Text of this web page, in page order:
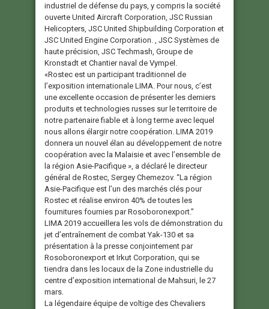
industriel de défense du pays, y compris la société
ouverte United Aircraft Corporation, JSC Russian
Helicopters, JSC United Shipbuilding Corporation et
JSC United Engine Corporation. , JSC Systèmes de
haute précision, JSC Techmash, Groupe de
Kronstadt et Chantier naval de Vympel.
«Rostec est un participant traditionnel de
l’exposition internationale LIMA. Pour nous, c’est
une excellente occasion de présenter les derniers
produits et technologies russes sur le territoire de
notre partenaire fiable et à long terme avec lequel
nous allons élargir notre coopération. LIMA 2019
donnera un nouvel élan au développement de notre
coopération avec la Malaisie et avec l’ensemble de
la région Asie-Pacifique », a déclaré le directeur
général de Rostec, Sergey Chemezov. “La région
Asie-Pacifique est l’un des marchés clés pour
Rostec et réalise environ 40% de toutes les
fournitures fournies par Rosoboronexport.”
LIMA 2019 accueillera les vols de démonstration du
jet d’entraînement de combat Yak-130 et sa
présentation à la presse conjointement par
Rosoboronexport et Irkut Corporation, qui se
tiendra dans les locaux de la Zone industrielle du
centre d’exposition international de Mahsuri, le 27
mars.
La légendaire équipe de voltige des Chevaliers